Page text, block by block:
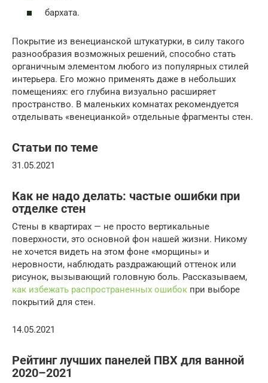
бархата.
Покрытие из венецианской штукатурки, в силу такого
разнообразия возможных решений, способно стать
органичным элементом любого из популярных стилей
интерьера. Его можно применять даже в небольших
помещениях: его глубина визуально расширяет
пространство. В маленьких комнатах рекомендуется
отделывать «венецианкой» отдельные фрагменты стен.
Статьи по теме
31.05.2021
Как не надо делать: частые ошибки при
отделке стен
Стены в квартирах — не просто вертикальные
поверхности, это основной фон нашей жизни. Никому
не хочется видеть на этом фоне «морщины»‎ и
неровности, наблюдать раздражающий оттенок или
рисунок, вызывающий головную боль. Рассказываем,
как избежать распространенных ошибок при выборе
покрытий для стен.
14.05.2021
Рейтинг лучших панелей ПВХ для ванной
2020–2021